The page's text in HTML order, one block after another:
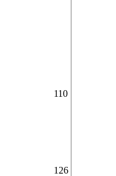
110
126